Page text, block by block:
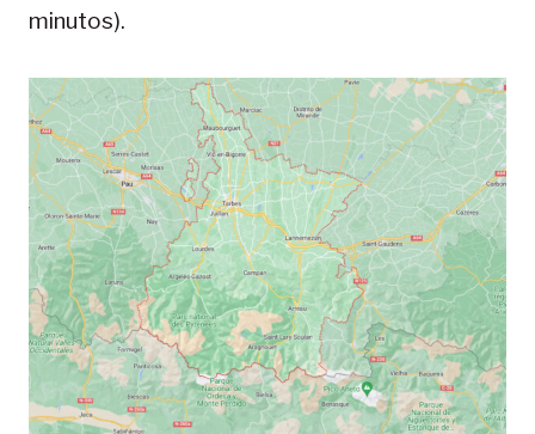
minutos).